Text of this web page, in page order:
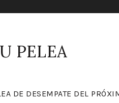
PELEA
DE DESEMPATE DEL